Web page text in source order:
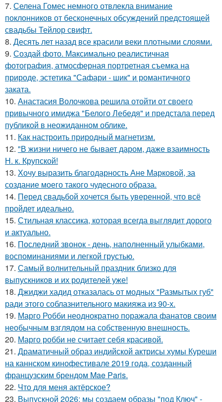
7. Селена Гомес немного отвлекла внимание
поклонников от бесконечных обсуждений предстоящей
свадьбы Тейлор свифт.
8. Десять лет назад все красили веки плотными слоями.
9. Создай фото. Максимально реалистичная
фотография, атмосферная портретная съемка на
природе, эстетика "Сафари - шик" и романтичного
заката.
10. Анастасия Волочкова решила отойти от своего
привычного имиджа "Белого Лебедя" и предстала перед
публикой в неожиданном облике.
11. Как настроить природный магнетизм.
12. "В жизни ничего не бывает даром, даже взаимность
Н. к. Крупской!
13. Хочу выразить благодарность Ане Марковой, за
создание моего такого чудесного образа.
14. Перед свадьбой хочется быть уверенной, что всё
пройдет идеально.
15. Стильная классика, которая всегда выглядит дорого
и актуально.
16. Последний звонок - день, наполненный улыбками,
воспоминаниями и легкой грустью.
17. Самый волнительный праздник близко для
выпускников и их родителей уже!
18. Джиджи хадид отказалась от модных "Размытых губ"
ради этого соблазнительного макияжа из 90-х.
19. Марго Робби неоднократно поражала фанатов своим
необычным взглядом на собственную внешность.
20. Марго робби не считает себя красивой.
21. Драматичный образ индийской актрисы хумы Куреши
на каннском кинофестивале 2019 года, созданный
французским брендом Mae Paris.
22. Что для меня актёрское?
23. Выпускной 2026: мы создаем образы "под Ключ" -